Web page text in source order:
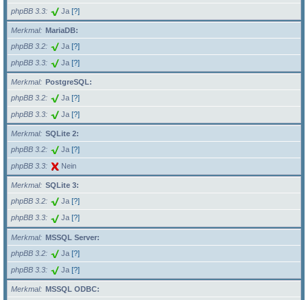
phpBB 3.3 Ja [?]
Merkmal
MariaDB:
phpBB 3.2
Ja [?]
phpBB 3.3 Ja [?]
Merkmal
PostgreSQL:
phpBB 3.2
Ja [?]
phpBB 3.3 Ja [?]
Merkmal
SQLite 2:
phpBB 3.2
Ja [?]
phpBB 3.3 Nein
Merkmal
SQLite 3:
phpBB 3.2
Ja [?]
phpBB 3.3 Ja [?]
Merkmal
MSSQL Server:
phpBB 3.2
Ja [?]
phpBB 3.3 Ja [?]
Merkmal
MSSQL ODBC: